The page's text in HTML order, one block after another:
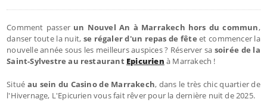
Comment passer un Nouvel An à Marrakech hors du commun,
danser toute la nuit, se régaler d'un repas de fête et commencer la
nouvelle année sous les meilleurs auspices ? Réserver sa soirée de la
Saint-Sylvestre au restaurant Epicurien à Marrakech !
Situé au sein du Casino de Marrakech, dans le très chic quartier de
l'Hivernage, L'Epicurien vous fait rêver pour la dernière nuit de 2025.